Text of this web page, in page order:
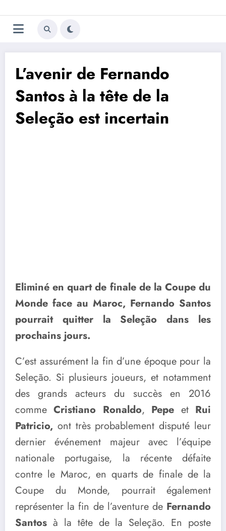
au
contenu
Trivela
L'actualité du football
L’avenir de Fernando
Santos à la tête de la
Seleção est incertain
Eliminé en quart de finale de la Coupe du
Monde face au Maroc, Fernando Santos
pourrait quitter la Seleção dans les
prochains jours.
C’est assurément la fin d’une époque pour la
Seleção. Si plusieurs joueurs, et notamment
des grands acteurs du succès en 2016
commeCristiano Ronaldo, Pepe et Rui
Patricio, ont très probablement disputé leur
dernier événement majeur avec l’équipe
nationale portugaise, la récente défaite
contre le Maroc, en quarts de finale de la
Coupe du Monde, pourrait également
représenter la fin de l’aventure de Fernando
Santos à la tête de la Seleção. En poste